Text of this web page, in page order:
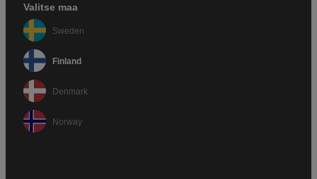
Valitse maa
Sweden
Finland
Denmark
Norway